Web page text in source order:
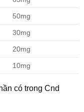
50mg
30mg
20mg
10mg
có trong Cnd